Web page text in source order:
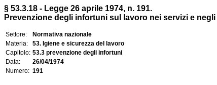
§ 53.3.18 - Legge 26 aprile 1974, n. 191.
Prevenzione degli infortuni sul lavoro nei servizi e
Settore:
Normativa nazionale
Materia:
53. Igiene e sicurezza del lavoro
Capitolo: 53.3 prevenzione degli infortuni
Data:
26/04/1974
Numero: 191